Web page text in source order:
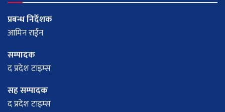
प्रबन्ध निर्देशक
आमिन राईन
सम्पादक
द प्रदेश टाइम्स
सह सम्पादक
द प्रदेश टाइम्स